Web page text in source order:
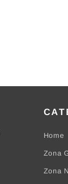
Home
Zona
Zona